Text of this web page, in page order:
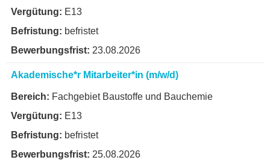
E2
A16
A14
A13
E13
befristet
23.08.2026
Akademische*r Mitarbeiter*in (m/w/d)
Fachgebiet Baustoffe und Bauchemie
E13
befristet
25.08.2026